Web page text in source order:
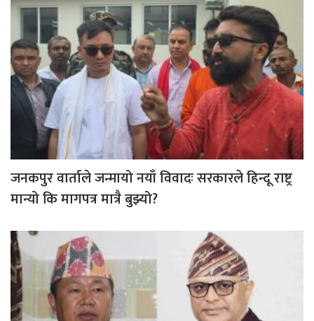
जनकपुर वार्ताले जन्मायो नयाँ विवादः सरकारले हिन्दू राष्ट्र
मान्यो कि मागपत्र मात्रै बुझ्यो?